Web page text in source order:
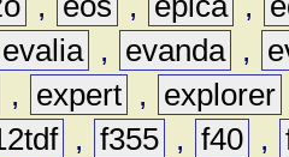
evalia , evanda ,
, expert , explorer
, f355 , f40 ,